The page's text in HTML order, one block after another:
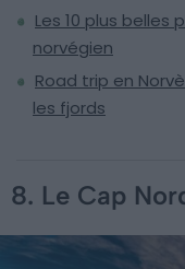
Les 10 plus
norvégien
Road trip en
les fjords
8. Le Cap